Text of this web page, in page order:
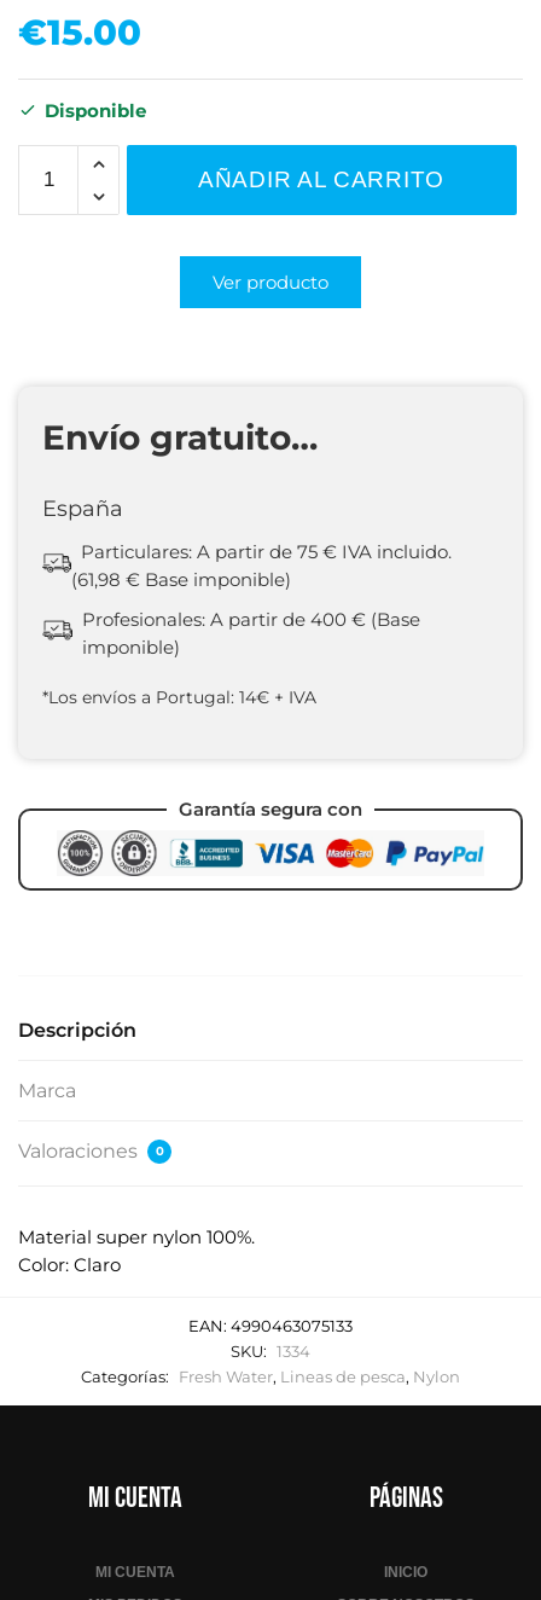
€15.00
Disponible
AÑADIR AL CARRITO
Ver producto
Envío gratuito…
España
Particulares: A partir de 75 € IVA incluido.
(61,98 € Base imponible)
Profesionales: A partir de 400 € (Base
imponible)
*Los envíos a Portugal: 14€ + IVA
Garantía segura con
Descripción
Marca
Valoraciones 0
Material super nylon 100%.
Color: Claro
EAN: 4990463075133
SKU: 1334
Categorías:
Fresh Water, Lineas de pesca, Nylon
Mi cuenta
MI CUENTA
Páginas
INICIO